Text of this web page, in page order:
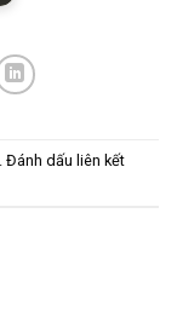
. Đánh dấu liên kết